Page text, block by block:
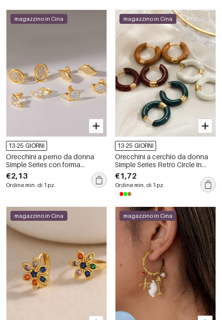
magazzino in Cina
13-25 GIORNI
Orecchini a perno da donna
Simple Series con forma
geometrica, in acciaio
inossidabile, impermeabili, color
oro e strass.
€2,13
Ordine min. di 1 pz.
magazzino in Cina
13-25 GIORNI
Orecchini a cerchio da donna
Simple Series Retro Circle in
acciaio inossidabile
impermeabile color oro.
€1,72
Ordine min. di 1 pz.
magazzino in Cina magazzino in Cina